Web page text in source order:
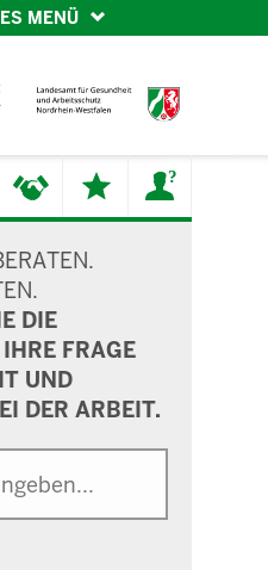
MENÜ
DIE
FRAGE
UND
DER ARBEIT.